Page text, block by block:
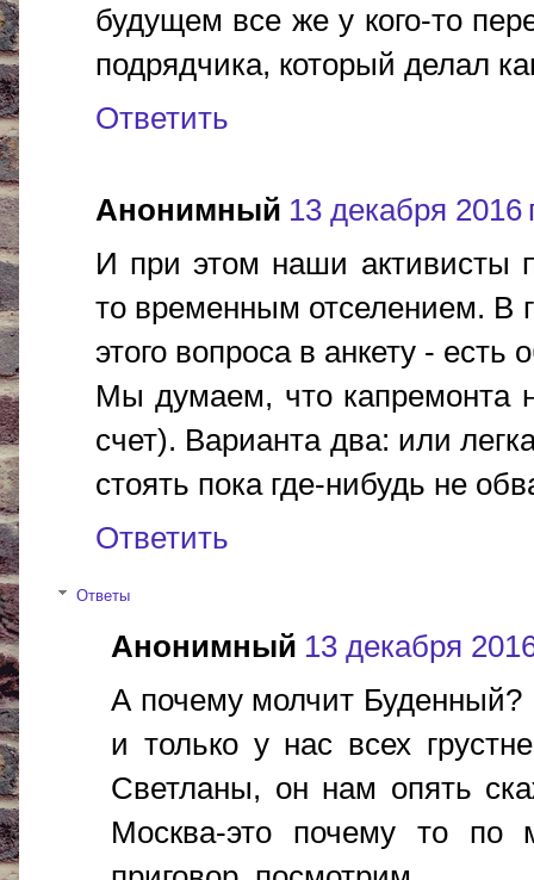
будущем все же у кого-то
подрядчика, который делал
Ответить
Анонимный 13 декабря 2016
И при этом наши активисты
то временным отселением. В
этого вопроса в анкету - есть
Мы думаем, что капремонта
счет). Варианта два: или
стоять пока где-нибудь не
Ответить
Ответы
Анонимный 13 декабря
А почему молчит Буденный?
и только у нас всех
Светланы, он нам опять
Москва-это почему то по